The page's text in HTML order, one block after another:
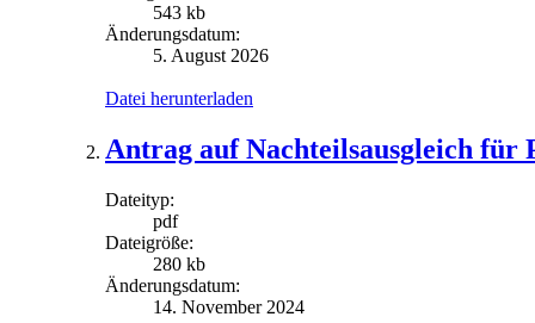
543 kb
Änderungsdatum:
5. August 2026
Datei herunterladen
Antrag auf Nachteilsausgleich für
Dateityp:
pdf
Dateigröße:
280 kb
Änderungsdatum:
14. November 2024